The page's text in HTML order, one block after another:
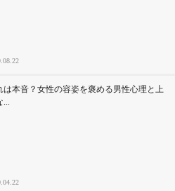
は本音？女性の容姿を褒める男性心理と上